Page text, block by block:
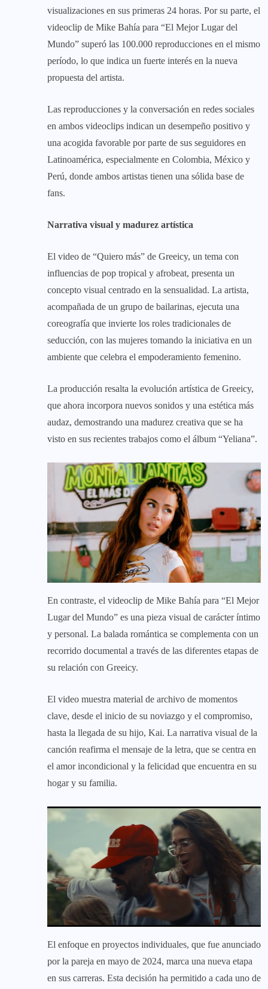
visualizaciones en sus primeras 24 horas. Por su parte, el
videoclip de Mike Bahía para “El Mejor Lugar del
Mundo” superó las 100.000 reproducciones en el mismo
período, lo que indica un fuerte interés en la nueva
propuesta del artista.
Las reproducciones y la conversación en redes sociales
en ambos videoclips indican un desempeño positivo y
una acogida favorable por parte de sus seguidores en
Latinoamérica, especialmente en Colombia, México y
Perú, donde ambos artistas tienen una sólida base de
fans.
Narrativa visual y madurez artística
El video de “Quiero más” de Greeicy, un tema con
influencias de pop tropical y afrobeat, presenta un
concepto visual centrado en la sensualidad. La artista,
acompañada de un grupo de bailarinas, ejecuta una
coreografía que invierte los roles tradicionales de
seducción, con las mujeres tomando la iniciativa en un
ambiente que celebra el empoderamiento femenino.
La producción resalta la evolución artística de Greeicy,
que ahora incorpora nuevos sonidos y una estética más
audaz, demostrando una madurez creativa que se ha
visto en sus recientes trabajos como el álbum “Yeliana”.
En contraste, el videoclip de Mike Bahía para “El Mejor
Lugar del Mundo” es una pieza visual de carácter íntimo
y personal. La balada romántica se complementa con un
recorrido documental a través de las diferentes etapas de
su relación con Greeicy.
El video muestra material de archivo de momentos
clave, desde el inicio de su noviazgo y el compromiso,
hasta la llegada de su hijo, Kai. La narrativa visual de la
canción reafirma el mensaje de la letra, que se centra en
el amor incondicional y la felicidad que encuentra en su
hogar y su familia.
El enfoque en proyectos individuales, que fue anunciado
por la pareja en mayo de 2024, marca una nueva etapa
en sus carreras. Esta decisión ha permitido a cada uno de